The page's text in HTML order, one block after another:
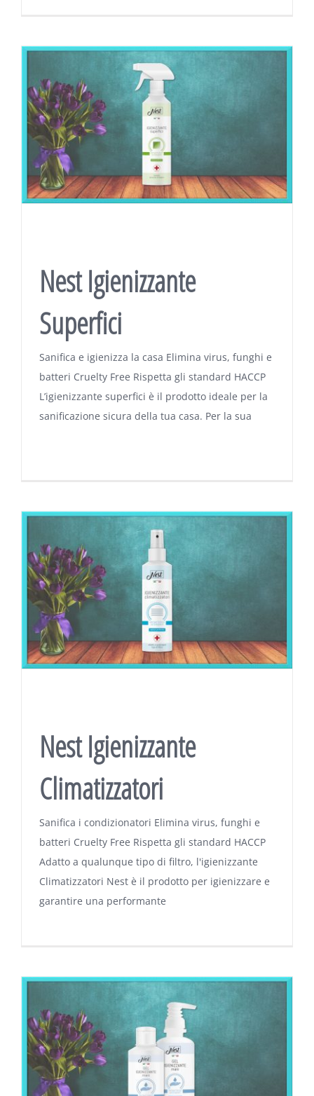
Nest Igienizzante
Superfici
Sanifica e igienizza la casa Elimina virus, funghi e
batteri Cruelty Free Rispetta gli standard HACCP
L’igienizzante superfici è il prodotto ideale per la
sanificazione sicura della tua casa. Per la sua
Nest Igienizzante
Climatizzatori
Sanifica i condizionatori Elimina virus, funghi e
batteri Cruelty Free Rispetta gli standard HACCP
Adatto a qualunque tipo di filtro, l'igienizzante
Climatizzatori Nest è il prodotto per igienizzare e
garantire una performante